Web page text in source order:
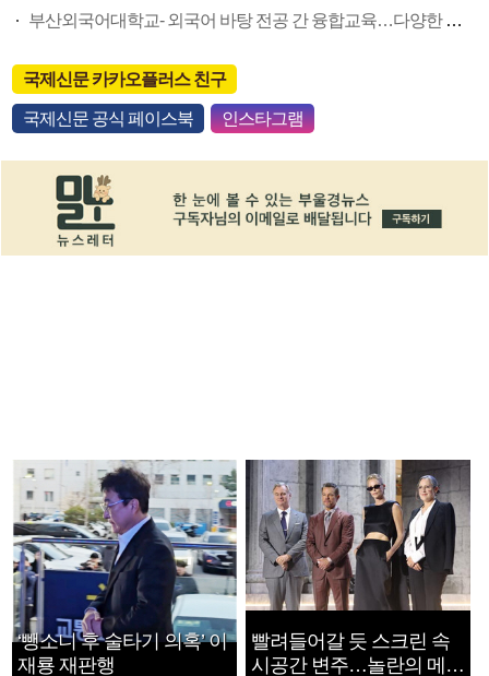
부산외국어대학교- 외국어 바탕 전공 간 융합교육…다양한 해외교류 ‘든든한 뒷받침’
국제신문 카카오플러스 친구
국제신문 공식 페이스북 인스타그램
‘뺑소니 후 술타기 의혹’ 이
재룡 재판행
빨려들어갈 듯 스크린 속
시공간 변주…놀란의 메시